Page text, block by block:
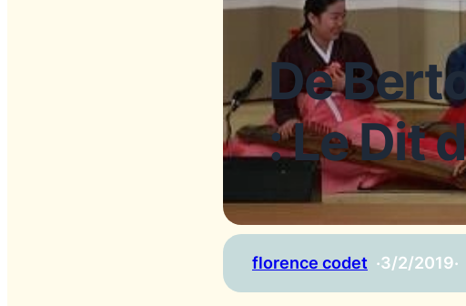
De
: Le Dit
florence codet ·3/2/2019·